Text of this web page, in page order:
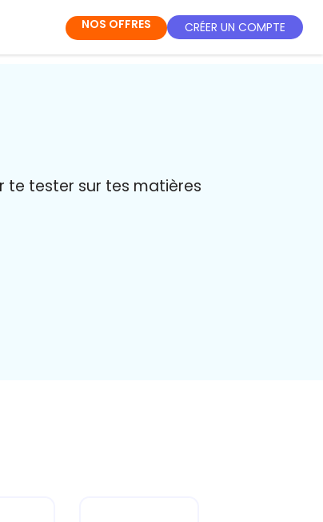
NOS OFFRES CRÉER UN COMPTE
te tester sur tes matières